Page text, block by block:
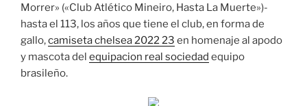
Morrer» («Club Atlético Mineiro, Hasta La Muerte»)-
hasta el 113, los años que tiene el club, en forma de
gallo,camiseta chelsea 2022 23 en homenaje al apodo
y mascota del equipacion real sociedad equipo
brasileño.